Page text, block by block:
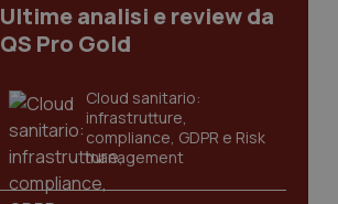
Ultime analisi e review da
QS Pro Gold
Cloud sanitario:
infrastrutture,
compliance, GDPR e Risk
management